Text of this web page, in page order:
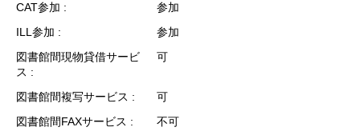
CAT参加
参加
ILL参加
参加
図書館間現物貸借サービ
ス
可
図書館間複写サービス
可
図書館間FAXサービス
不可